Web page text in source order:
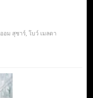
ออม สุชาร์, โบว์ เมลดา